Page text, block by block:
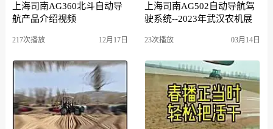
上海司南AG360北斗自动导
航产品介绍视频
217次播放 12月17日
上海司南AG502自动导航驾
驶系统--2023年武汉农机展
23次播放 03月14日